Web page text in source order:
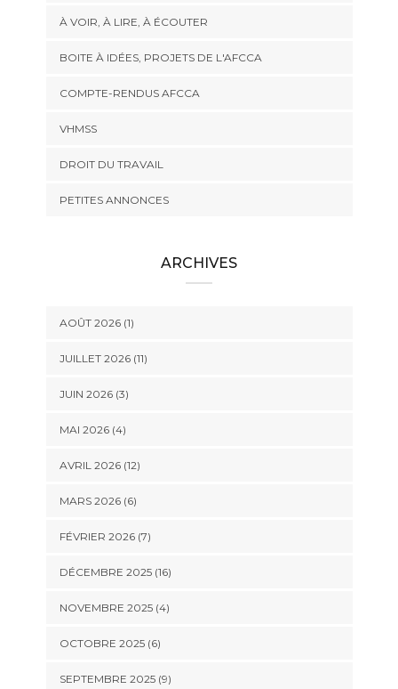
À VOIR, À LIRE, À ÉCOUTER
BOITE À IDÉES, PROJETS DE L'AFCCA
COMPTE-RENDUS AFCCA
VHMSS
DROIT DU TRAVAIL
PETITES ANNONCES
ARCHIVES
AOÛT 2026 (1)
JUILLET 2026 (11)
JUIN 2026 (3)
MAI 2026 (4)
AVRIL 2026 (12)
MARS 2026 (6)
FÉVRIER 2026 (7)
DÉCEMBRE 2025 (16)
NOVEMBRE 2025 (4)
OCTOBRE 2025 (6)
SEPTEMBRE 2025 (9)